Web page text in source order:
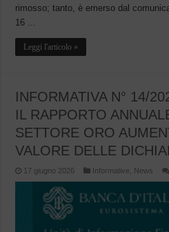
rimosso; tanto, è emerso dal
16 ...
Leggi l'articolo »
INFORMATIVA N° 14/
IL RAPPORTO
SETTORE ORO
VALORE DELLE
17 giugno 2026 Informative News